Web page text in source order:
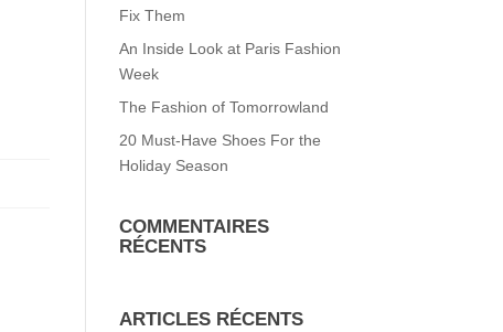
Fix Them
An Inside Look at Paris Fashion
Week
The Fashion of Tomorrowland
20 Must-Have Shoes For the
Holiday Season
COMMENTAIRES
RÉCENTS
ARTICLES RÉCENTS